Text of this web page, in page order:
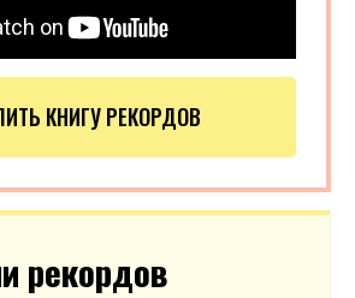
КНИГУ РЕКОРДОВ
рекордов